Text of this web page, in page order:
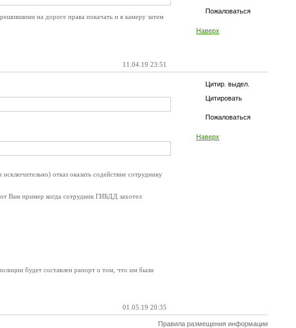
Пожаловаться
Наверх
на дороге права покачать и в камеру затем
11.04.19 23:51
Цитир. выдел.
Цитировать
Пожаловаться
Наверх
отказ оказать содействие сотруднику
Вам пример когда сотрудник ГИБДД захотел
будет составлен рапорт о том, что им были
01.05.19 20:35
Правила размещения информации